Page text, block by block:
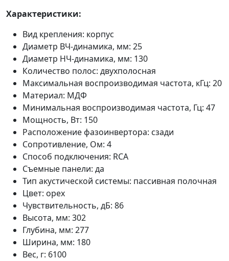
Характеристики:
Вид крепления: корпус
Диаметр ВЧ-динамика, мм: 25
Диаметр НЧ-динамика, мм: 130
Количество полос: двухполосная
Максимальная воспроизводимая частота, кГц: 20
Материал: МДФ
Минимальная воспроизводимая частота, Гц: 47
Мощность, Вт: 150
Расположение фазоинвертора: сзади
Сопротивление, Ом: 4
Способ подключения: RCA
Съемные панели: да
Тип акустической системы: пассивная полочная
Цвет: орех
Чувствительность, дБ: 86
Высота, мм: 302
Глубина, мм: 277
Ширина, мм: 180
Вес, г: 6100